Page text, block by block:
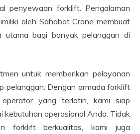
penyewaan forklift. Pengalaman
oleh Sahabat Crane membuat
utama bagi banyak pelanggan di
untuk memberikan pelayanan
pelanggan. Dengan armada forklift
yang terlatih, kami siap
kebutuhan operasional Anda. Tidak
forklift berkualitas, kami juga